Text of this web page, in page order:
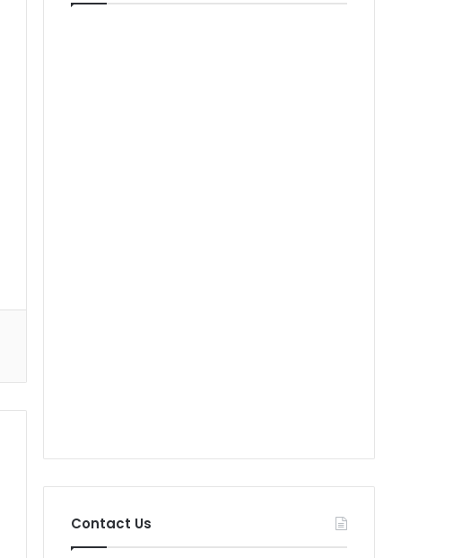
Contact Us